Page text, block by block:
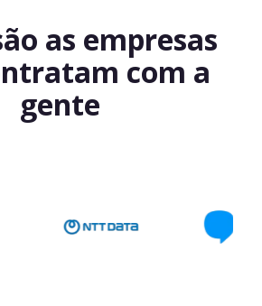
as empresas
com a
gente